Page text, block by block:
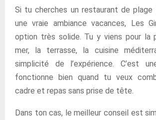
Si tu cherches un restaurant de plage
une vraie ambiance vacances, Les
option très solide. Tu y viens pour la
mer, la terrasse, la cuisine
simplicité de l’expérience. C’est
fonctionne bien quand tu veux
cadre et repas sans prise de tête.
Dans ton cas, le meilleur conseil est